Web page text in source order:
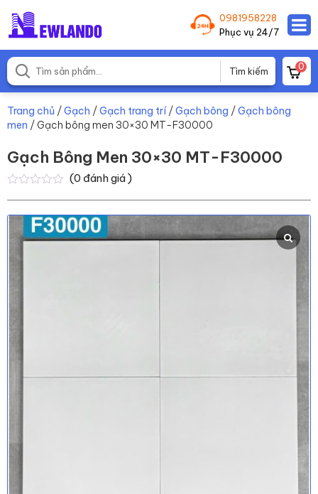
0981958228
Phục vụ 24/7
0
Trang chủ /Gạch /Gạch trang trí/Gạch bông /Gạch bông
men / Gạch bông men 30×30 MT-F30000
Gạch Bông Men 30×30 MT-F30000
5
trên
(0 đánh giá )